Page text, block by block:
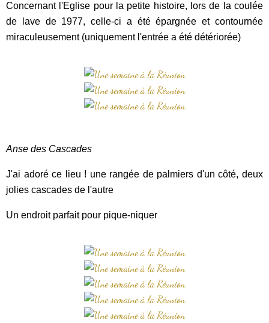
Concernant l'Eglise pour la petite histoire, lors de la coulée
de lave de 1977, celle-ci a été épargnée et contournée
miraculeusement (uniquement l'entrée a été détériorée)
Anse des Cascades
J'ai adoré ce lieu ! une rangée de palmiers d'un côté, deux
jolies cascades de l'autre
Un endroit parfait pour pique-niquer